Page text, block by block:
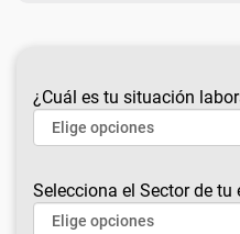
¿Cuál es tu situación
Selecciona el Sector de tu